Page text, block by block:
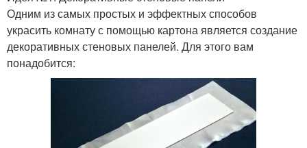
Одним из самых простых и эффектных способов
украсить комнату с помощью картона является создание
декоративных стеновых панелей. Для этого вам
понадобится: